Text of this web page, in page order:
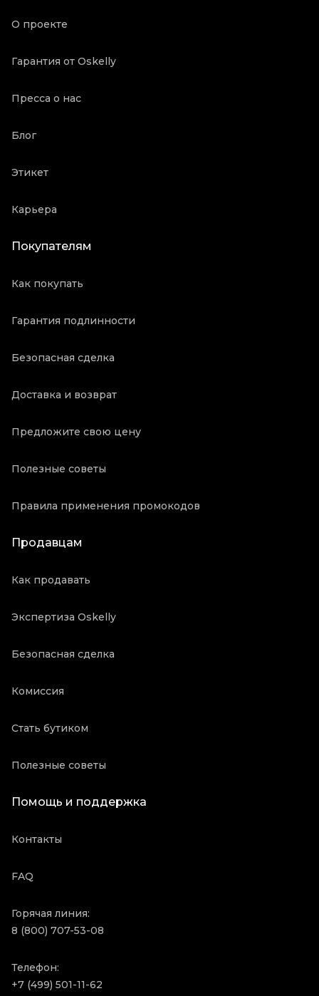
О проекте
Гарантия от Oskelly
Пресса о нас
Блог
Этикет
Карьера
Покупателям
Как покупать
Гарантия подлинности
Безопасная сделка
Доставка и возврат
Предложите свою цену
Полезные советы
Правила применения промокодов
Продавцам
Как продавать
Экспертиза Oskelly
Безопасная сделка
Комиссия
Стать бутиком
Полезные советы
Помощь и поддержка
Контакты
FAQ
Горячая линия:
8 (800) 707-53-08
Телефон:
+7 (499) 501-11-62